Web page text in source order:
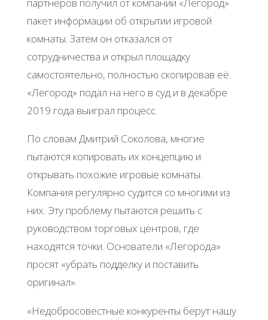
партнёров получил от компании «Легород»
пакет информации об открытии игровой
комнаты. Затем он отказался от
сотрудничества и открыл площадку
самостоятельно, полностью скопировав её.
«Легород» подал на него в суд и в декабре
2019 года выиграл процесс.
По словам Дмитрий Соколова, многие
пытаются копировать их концепцию и
открывать похожие игровые комнаты.
Компания регулярно судится со многими из
них. Эту проблему пытаются решить с
руководством торговых центров, где
находятся точки. Основатели «Легорода»
просят «убрать подделку и поставить
оригинал».
«Недобросовестные конкуренты берут нашу